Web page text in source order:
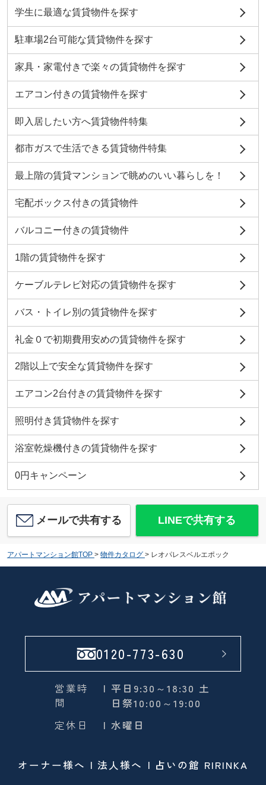
学生に最適な賃貸物件を探す
駐車場2台可能な賃貸物件を探す
家具・家電付きで楽々の賃貸物件を探す
エアコン付きの賃貸物件を探す
即入居したい方へ賃貸物件特集
都市ガスで生活できる賃貸物件特集
最上階の賃貸マンションで眺めのいい暮らしを！
宅配ボックス付きの賃貸物件
バルコニー付きの賃貸物件
1階の賃貸物件を探す
ケーブルテレビ対応の賃貸物件を探す
バス・トイレ別の賃貸物件を探す
礼金０で初期費用安めの賃貸物件を探す
2階以上で安全な賃貸物件を探す
エアコン2台付きの賃貸物件を探す
照明付き賃貸物件を探す
浴室乾燥機付きの賃貸物件を探す
0円キャンペーン
メールで共有する LINEで共有する
アパートマンション館TOP > 物件カタログ > レオパレスベルエポック
0120-773-630
営業時
間
| 平日9:30～18:30 土
日祭10:00～19:00
定休日
| 水曜日
オーナー様へ 法人様へ 占いの館 RIRINKA